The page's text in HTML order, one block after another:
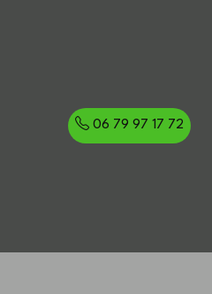
06 79 97 17 72